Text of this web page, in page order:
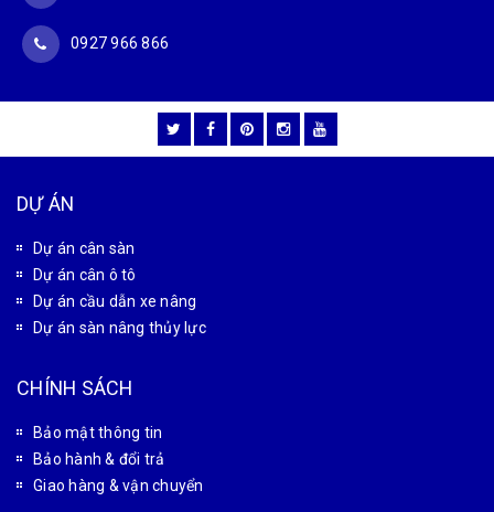
0927 966 866
DỰ ÁN
Dự án cân sàn
Dự án cân ô tô
Dự án cầu dẫn xe nâng
Dự án sàn nâng thủy lực
CHÍNH SÁCH
Bảo mật thông tin
Bảo hành & đổi trả
Giao hàng & vận chuyển